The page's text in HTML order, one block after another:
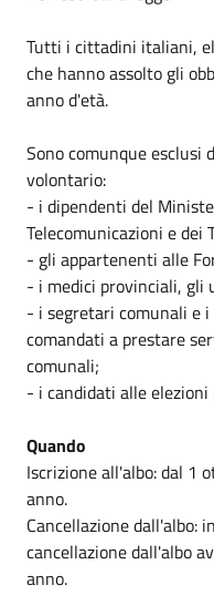
Tutti i cittadini italiani,
che hanno assolto gli
anno d'età.
Sono comunque
volontario:
- i dipendenti del
Telecomunicazioni e dei
- gli appartenenti alle
- i medici provinciali, gli
- i segretari comunali e
comandati a prestare
comunali;
- i candidati alle
Quando
Iscrizione all'albo: dal 1
anno.
Cancellazione dall'albo:
cancellazione dall'albo
anno.